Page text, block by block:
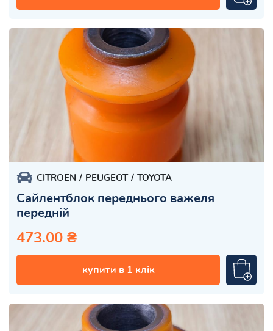
CITROEN PEUGEOT TOYOTA
Сайлентблок переднього важеля
передній
473.00 ₴
купити в 1 клік